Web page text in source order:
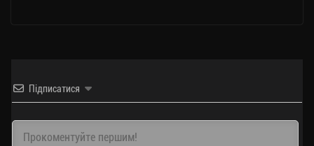
Підписатися